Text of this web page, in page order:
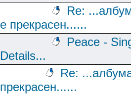
Re:
е прекрасен......
Peace -
Details...
Re:
прекрасен......